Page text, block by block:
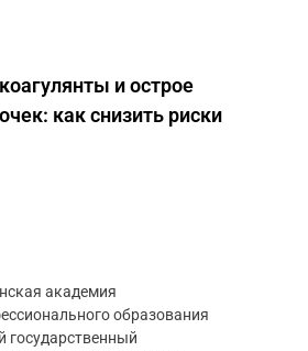
и острое
как снизить риски
академия
образования